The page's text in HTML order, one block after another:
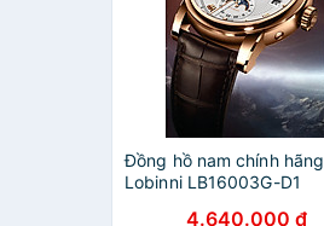
Đồng hồ nam chính hãng
Lobinni LB16003G-D1
4.640.000 đ